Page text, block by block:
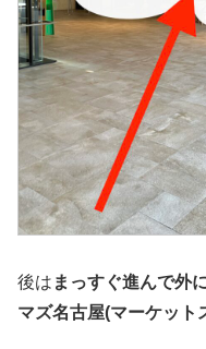
後は まっすぐ進んで外
マズ名古屋(マーケット